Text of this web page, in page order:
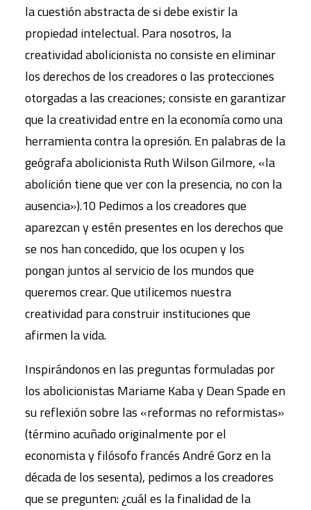
la cuestión abstracta de si debe existir la
propiedad intelectual. Para nosotros, la
creatividad abolicionista no consiste en eliminar
los derechos de los creadores o las protecciones
otorgadas a las creaciones; consiste en garantizar
que la creatividad entre en la economía como una
herramienta contra la opresión. En palabras de la
geógrafa abolicionista Ruth Wilson Gilmore, «la
abolición tiene que ver con la presencia, no con la
ausencia»).10 Pedimos a los creadores que
aparezcan y estén presentes en los derechos que
se nos han concedido, que los ocupen y los
pongan juntos al servicio de los mundos que
queremos crear. Que utilicemos nuestra
creatividad para construir instituciones que
afirmen la vida.
Inspirándonos en las preguntas formuladas por
los abolicionistas Mariame Kaba y Dean Spade en
su reflexión sobre las «reformas no reformistas»
(término acuñado originalmente por el
economista y filósofo francés André Gorz en la
década de los sesenta), pedimos a los creadores
que se pregunten: ¿cuál es la finalidad de la